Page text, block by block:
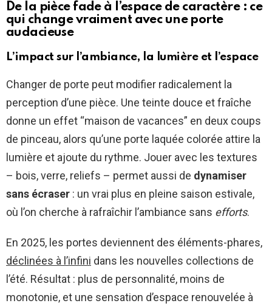
De la pièce fade à l’espace de caractère : ce
qui change vraiment avec une porte
audacieuse
L’impact sur l’ambiance, la lumière et l’espace
Changer de porte peut modifier radicalement la
perception d’une pièce. Une teinte douce et fraîche
donne un effet “maison de vacances” en deux coups
de pinceau, alors qu’une porte laquée colorée attire la
lumière et ajoute du rythme. Jouer avec les textures
– bois, verre, reliefs – permet aussi de dynamiser
sans écraser : un vrai plus en pleine saison estivale,
où l’on cherche à rafraîchir l’ambiance sans efforts.
En 2025, les portes deviennent des éléments-phares,
déclinées à l’infini dans les nouvelles collections de
l’été. Résultat : plus de personnalité, moins de
monotonie, et une sensation d’espace renouvelée à